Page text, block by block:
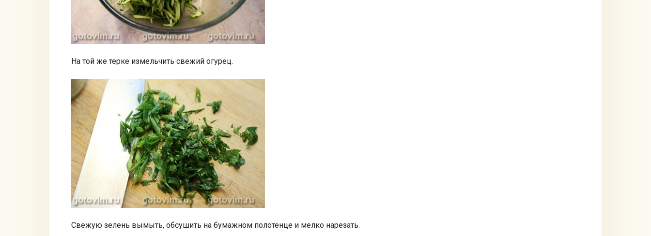
На той же терке измельчить свежий огурец.
Свежую зелень вымыть, обсушить на бумажном полотенце и мелко нарезать.